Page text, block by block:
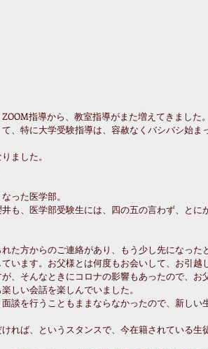
指導から、教室指導がまた増えてきました。
、特に大学受験指導は、容赦なくバシバシ始ま
ました。
った医学部。
も、医学部受験生には、四の五の言わず、とに
た方からのご連絡があり、もう少し先になった
います。お父様とは何度もお会いして、お引越
、そんなときにコロナの影響もあったので、お
しい会話を楽しんでいました。
談を行うこともままならなかったので、新しい
れば、というスタンスで、今在籍されている生